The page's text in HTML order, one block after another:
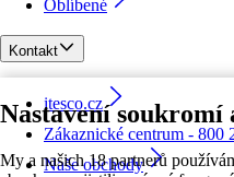
Nastavení soukromí
My a našich 18 partnerů
Oblíbené
Kontakt
itesco.cz
Zákaznické centrum - 800
Naše obchody